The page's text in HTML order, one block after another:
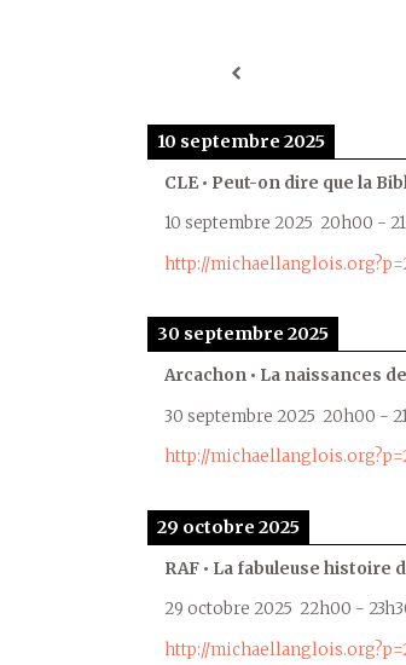
10 septembre 2025
CLE • Peut-on dire que la
10 septembre 2025 20h00 -
http://
30 septembre 2025
Arcachon • La naissances
30 septembre 2025 20h00 -
http://
29 octobre 2025
RAF • La fabuleuse histoire
29 octobre 2025 22h00 -
http://